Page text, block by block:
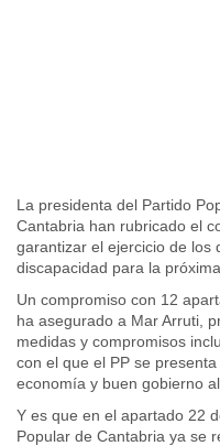
La presidenta del Partido
Cantabria han rubricado el
garantizar el ejercicio de los
discapacidad para la
Un compromiso con 12
ha asegurado a Mar Arruti,
medidas y compromisos
con el que el PP se
economía y buen gobierno
Y es que en el apartado 22
Popular de Cantabria ya se